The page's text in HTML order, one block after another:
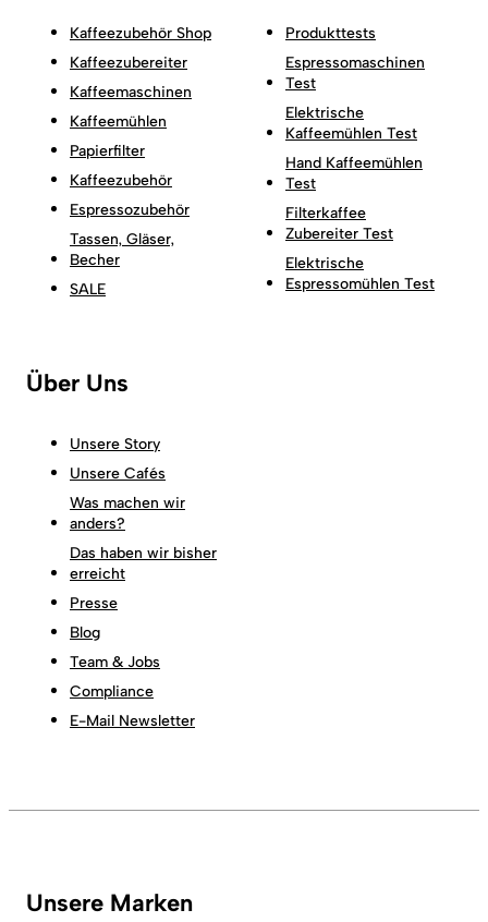
Kaffeezubehör Shop
Kaffeezubereiter
Kaffeemaschinen
Kaffeemühlen
Papierfilter
Kaffeezubehör
Espressozubehör
Tassen, Gläser,
Becher
SALE
Produkttests
Espressomaschinen
Test
Elektrische
Kaffeemühlen Test
Hand Kaffeemühlen
Test
Filterkaffee
Zubereiter Test
Elektrische
Espressomühlen Test
Über Uns
Unsere Story
Unsere Cafés
Was machen wir
anders?
Das haben wir bisher
erreicht
Presse
Blog
Team & Jobs
Compliance
E-Mail Newsletter
Unsere Marken